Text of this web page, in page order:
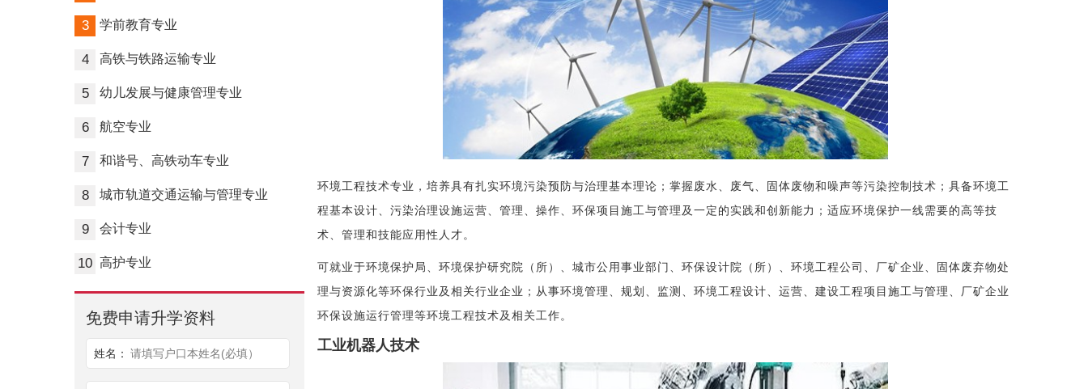
3 学前教育专业
4 高铁与铁路运输专业
5 幼儿发展与健康管理专业
6 航空专业
7 和谐号、高铁动车专业
8 城市轨道交通运输与管理专业
9 会计专业
10 高护专业
免费申请升学资料
姓名： 请填写户口本姓名(必填）
环境工程技术专业，培养具有扎实环境污染预防与治理基本理论；掌握废水、废气、固体废物和噪声等污染控制技术；具备环境工
程基本设计、污染治理设施运营、管理、操作、环保项目施工与管理及一定的实践和创新能力；适应环境保护一线需要的高等技
术、管理和技能应用性人才。
可就业于环境保护局、环境保护研究院（所）、城市公用事业部门、环保设计院（所）、环境工程公司、厂矿企业、固体废弃物处
理与资源化等环保行业及相关行业企业；从事环境管理、规划、监测、环境工程设计、运营、建设工程项目施工与管理、厂矿企业
环保设施运行管理等环境工程技术及相关工作。
工业机器人技术